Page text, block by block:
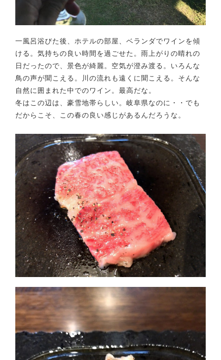
一風呂浴びた後、ホテルの部屋、ベランダでワインを傾
ける。気持ちの良い時間を過ごせた。雨上がりの晴れの
日だったので、景色が綺麗。空気が澄み渡る。いろんな
鳥の声が聞こえる。川の流れも遠くに聞こえる。そんな
自然に囲まれた中でのワイン。最高だな。
冬はこの辺は、豪雪地帯らしい。岐阜県なのに・・でも
だからこそ、この春の良い感じがあるんだろうな。